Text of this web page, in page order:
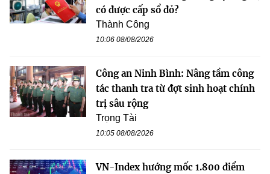
có được cấp sổ đỏ?
Thành Công
10:06 08/08/2026
Công an Ninh Bình: Nâng tầm công
tác thanh tra từ đợt sinh hoạt chính
trị sâu rộng
Trọng Tài
10:05 08/08/2026
VN-Index hướng mốc 1.800 điểm